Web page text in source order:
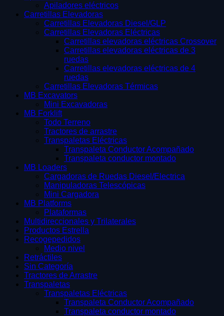
Apiladores eléctricos
Carretillas Elevadoras
Carretillas Elevadoras Diesel/GLP
Carretillas Elevadoras Eléctricas
Carretillas elevadoras eléctricas Crossover
Carretillas elevadoras eléctricas de 3
ruedas
Carretillas elevadoras eléctricas de 4
ruedas
Carretillas Elevadoras Térmicas
MB Excavators
Mini Excavadoras
MB Forklift
Todo Terreno
Tractores de arrastre
Transpaletas Eléctricas
Transpaleta Conductor Acompañado
Transpaleta conductor montado
MB Loaders
Cargadoras de Ruedas Diesel/Electrica
Manipuladoras Telescópicas
Mini Cargadora
MB Platforms
Plataformas
Multidireccionales y Trilaterales
Productos Estrella
Recogepedidos
Medio nivel
Retráctiles
Sin Categoría
Tractores de Arrastre
Transpaletas
Transpaletas Eléctricas
Transpaleta Conductor Acompañado
Transpaleta conductor montado